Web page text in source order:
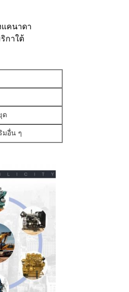
แคนาดา
กาใต้
ด
มอื่น ๆ